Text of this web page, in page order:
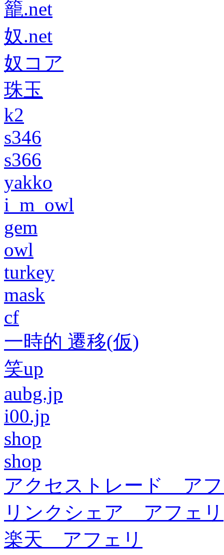
籠.net
奴.net
奴コア
珠玉
k2
s346
s366
yakko
i_m_owl
gem
owl
turkey
mask
cf
一時的 遷移(仮)
笑up
aubg.jp
i00.jp
shop
shop
アクセストレード ア
リンクシェア アフェリ
楽天 アフェリ